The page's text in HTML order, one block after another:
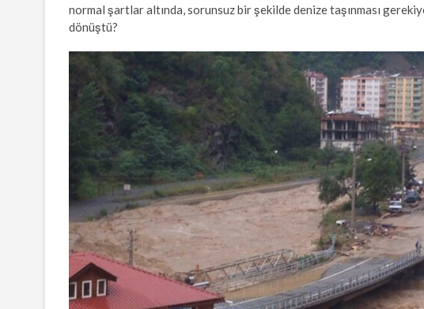
normal şartlar altında, sorunsuz bir şekilde denize taşınması
dönüştü?